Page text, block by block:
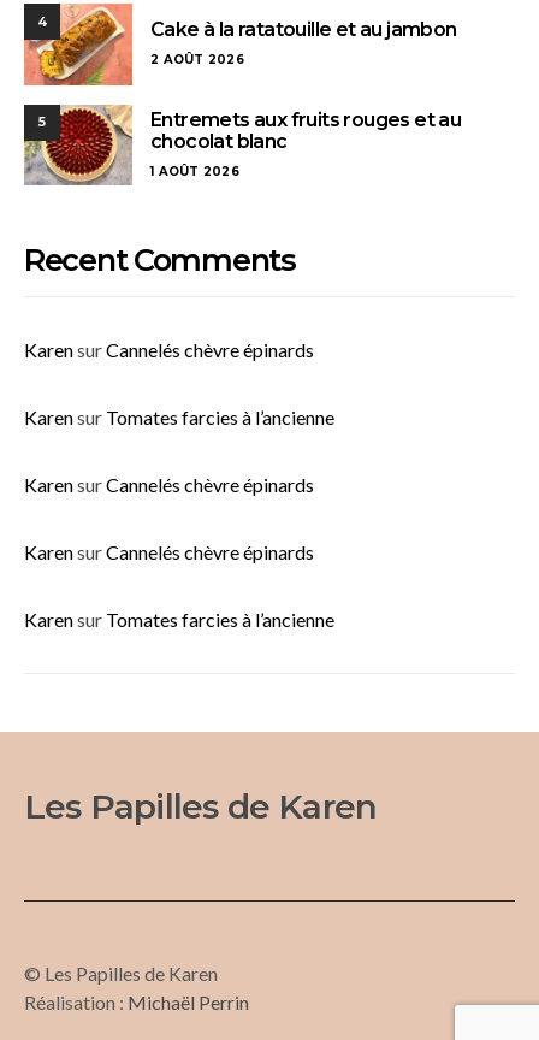
4 Cake à la ratatouille et au jambon
2 AOÛT 2026
5
Entremets aux fruits rouges et au
chocolat blanc
1 AOÛT 2026
Recent Comments
KarensurCannelés chèvre épinards
Karensur Tomates farcies à l’ancienne
KarensurCannelés chèvre épinards
KarensurCannelés chèvre épinards
Karensur Tomates farcies à l’ancienne
Les Papilles de Karen
© Les Papilles de Karen
Réalisation : Michaël Perrin